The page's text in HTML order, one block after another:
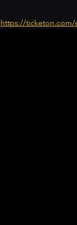
https://ticketon.com/